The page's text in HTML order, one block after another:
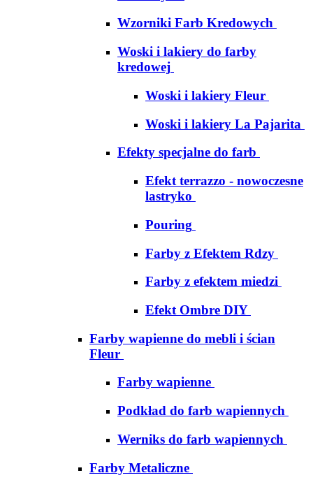
Wzorniki Farb Kredowych
Woski i lakiery do farby
kredowej
Woski i lakiery Fleur
Woski i lakiery La Pajarita
Efekty specjalne do farb
Efekt terrazzo - nowoczesne
lastryko
Pouring
Farby z Efektem Rdzy
Farby z efektem miedzi
Efekt Ombre DIY
Farby wapienne do mebli i ścian
Fleur
Farby wapienne
Podkład do farb wapiennych
Werniks do farb wapiennych
Farby Metaliczne